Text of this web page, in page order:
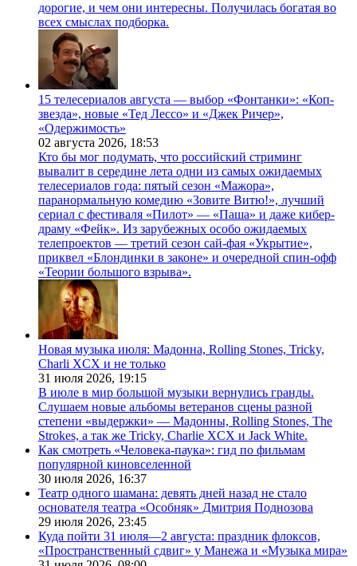
дорогие, и чем они интересны. Получилась богатая во
всех смыслах подборка.
15 телесериалов августа — выбор «Фонтанки»: «Коп-
звезда», новые «Тед Лессо» и «Джек Ричер»,
«Одержимость»
02 августа 2026, 18:53
Кто бы мог подумать, что российский стриминг
вывалит в середине лета одни из самых ожидаемых
телесериалов года: пятый сезон «Мажора»,
паранормальную комедию «Зовите Витю!», лучший
сериал с фестиваля «Пилот» — «Паша» и даже кибер-
драму «Фейк». Из зарубежных особо ожидаемых
телепроектов — третий сезон сай-фая «Укрытие»,
приквел «Блондинки в законе» и очередной спин-офф
«Теории большого взрыва».
Новая музыка июля: Мадонна, Rolling Stones, Tricky,
Charli XCX и не только
31 июля 2026, 19:15
В июле в мир большой музыки вернулись гранды.
Слушаем новые альбомы ветеранов сцены разной
степени «выдержки» — Мадонны, Rolling Stones, The
Strokes, а так же Tricky, Charlie XCX и Jack White.
Как смотреть «Человека-паука»: гид по фильмам
популярной киновселенной
30 июля 2026, 16:37
Театр одного шамана: девять дней назад не стало
основателя театра «Особняк» Дмитрия Поднозова
29 июля 2026, 23:45
Куда пойти 31 июля—2 августа: праздник флоксов,
«Пространственный сдвиг» у Манежа и «Музыка мира»